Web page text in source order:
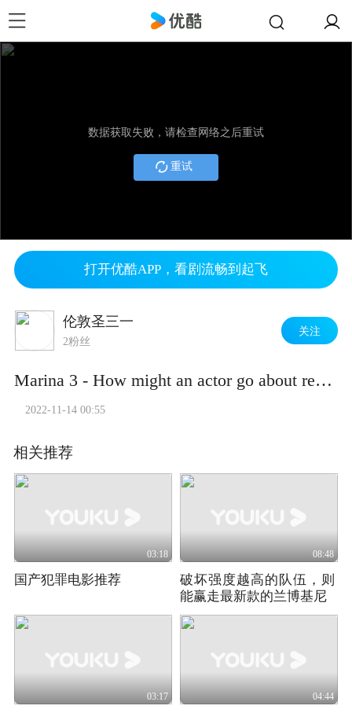
数据获取失败，请检查网络之后重试
重试
打开优酷APP，看剧流畅到起飞
伦敦圣三一
2粉丝
关注
Marina 3 - How might an actor go about researching a role-V1
2022-11-14 00:55
相关推荐
03:18
国产犯罪电影推荐
08:48
破坏强度越高的队伍，则
能赢走最新款的兰博基尼
03:17 04:44